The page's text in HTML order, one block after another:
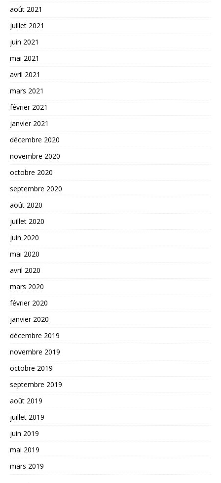
août 2021
juillet 2021
juin 2021
mai 2021
avril 2021
mars 2021
février 2021
janvier 2021
décembre 2020
novembre 2020
octobre 2020
septembre 2020
août 2020
juillet 2020
juin 2020
mai 2020
avril 2020
mars 2020
février 2020
janvier 2020
décembre 2019
novembre 2019
octobre 2019
septembre 2019
août 2019
juillet 2019
juin 2019
mai 2019
mars 2019